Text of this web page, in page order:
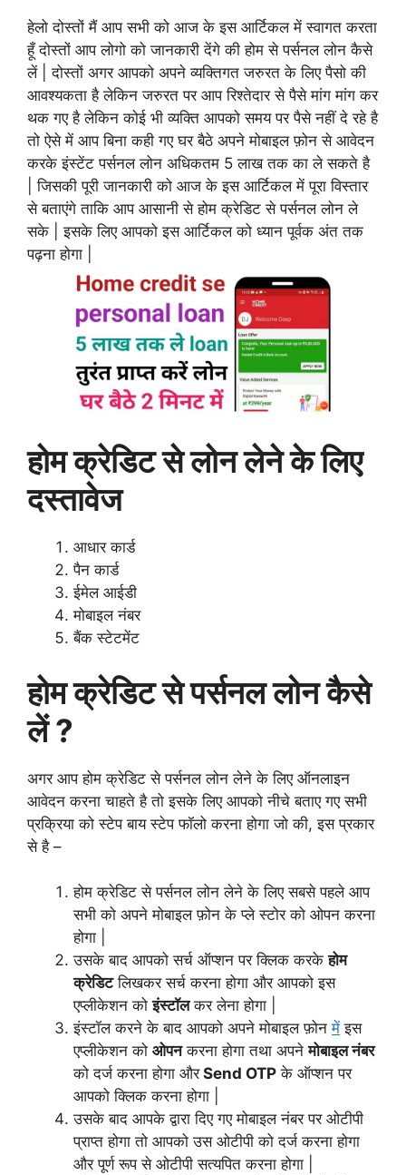
हेलो दोस्तों मैं आप सभी को आज के इस आर्टिकलमेंस्वागत करता
हूँदोस्तों आप लोगो कोजानकारी देंगे कीहोम से पर्सनल लोन कैसे
लें | दोस्तों अगर आपको अपने व्यक्तिगत जरुरत के लिए पैसो की
आवश्यकता है लेकिन जरुरत पर आप रिश्तेदार से पैसे मांग मांग कर
थक गए है लेकिन कोई भी व्यक्ति आपको समय पर पैसे नहीं दे रहे है
तो ऐसे में आप बिना कही गए घर बैठे अपने मोबाइल फ़ोन से आवेदन
करके इंस्टेंट पर्सनल लोन अधिकतम 5 लाख तक का ले सकते है
| जिसकी पूरी जानकारी को आज के इस आर्टिकल में पूरा विस्तार
से बताएंगे ताकि आप आसानी से होम क्रेडिट से पर्सनल लोन ले
सके | इसके लिए आपको इस आर्टिकल को ध्यान पूर्वक अंत तक
पढ़ना होगा |
होम क्रेडिट से लोन लेने के लिए
दस्तावेज
आधार कार्ड
पैन कार्ड
ईमेल आईडी
मोबाइल नंबर
बैंक स्टेटमेंट
होम क्रेडिट से पर्सनल लोन कैसे
लें ?
अगर आप होम क्रेडिट से पर्सनल लोन लेने के लिए ऑनलाइन
आवेदन करना चाहते है तो इसके लिए आपको नीचे बताए गए सभी
प्रक्रिया को स्टेप बाय स्टेप फॉलो करना होगा जो की, इस प्रकार
से है –
होम क्रेडिट से पर्सनल लोन लेने के लिए सबसे पहले आप
सभी को अपने मोबाइल फ़ोन के प्ले स्टोर को ओपन करना
होगा |
उसके बाद आपको सर्च ऑप्शन पर क्लिक करकेहोम
क्रेडिटलिखकर सर्च करना होगा और आपको इस
एप्लीकेशन कोइंस्टॉलकर लेना होगा |
इंस्टॉल करने के बाद आपको अपने मोबाइल फ़ोनमें इस
एप्लीकेशन को ओपनकरना होगा तथा अपनेमोबाइल नंबर
को दर्ज करना होगा औरSend OTP के ऑप्शन पर
आपको क्लिक करना होगा |
उसके बाद आपके द्वारा दिए गए मोबाइल नंबर पर ओटीपी
प्राप्त होगा तो आपको उस ओटीपी को दर्ज करना होगा
और पूर्ण रूप से ओटीपी सत्यपित करना होगा |